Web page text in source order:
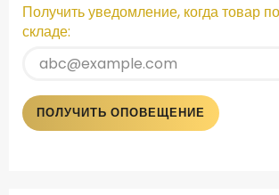
Получить уведомление, когда товар
складе:
ПОЛУЧИТЬ ОПОВЕЩЕНИЕ